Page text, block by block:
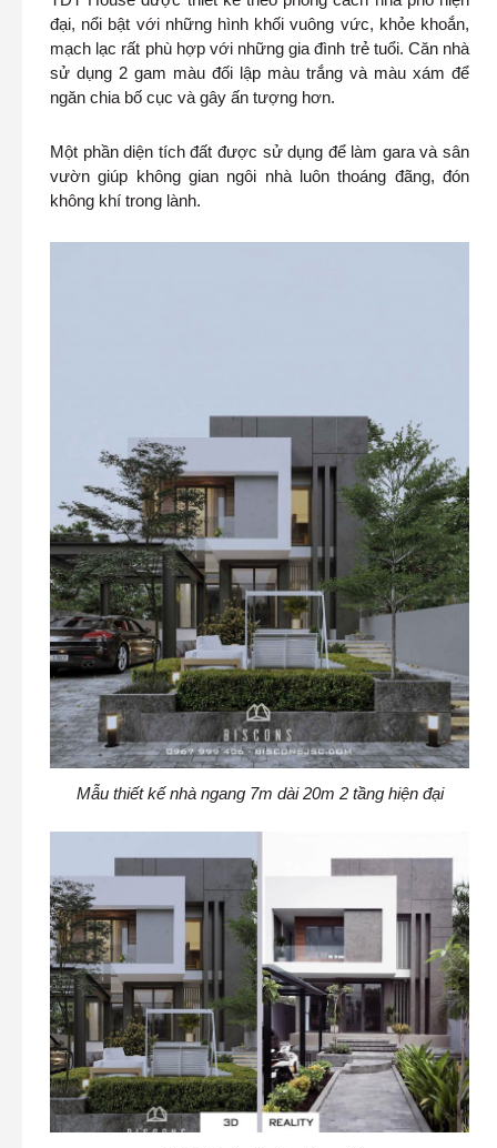
đại, nổi bật với những hình khối vuông vức, khỏe khoắn,
mạch lạc rất phù hợp với những gia đình trẻ tuổi. Căn nhà
sử dụng 2 gam màu đối lập màu trắng và màu xám để
ngăn chia bố cục và gây ấn tượng hơn.
Một phần diện tích đất được sử dụng để làm gara và sân
vườn giúp không gian ngôi nhà luôn thoáng đãng, đón
không khí trong lành.
Mẫu thiết kế nhà ngang 7m dài 20m 2 tầng hiện đại